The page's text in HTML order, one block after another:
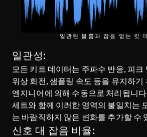
일관된 볼륨과 잡음 없는 킷
일관성:
모든 키트 데이터는 주파수 반응, 피크
위상 회전, 샘플링 속도 등을 유지하기
엔지니어에 의해 수동으로 처리됩니
세트와 함께 이러한 영역의 불일치는
는 바람직하지 않은 변화를 추가할 수
신호 대 잡음 비율: